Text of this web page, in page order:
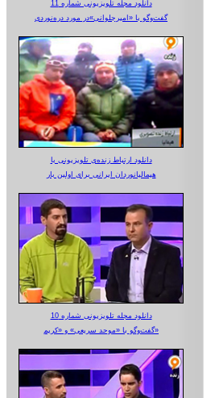
دانلود مجله تلویزیونی شماره 11
گفت‌وگو با «امیرجلوانی»در مورد دره‌نوردی
دانلود ارتباط زنده‌ی تلویزیونی‌ با
هیمالیانوردان ایرانی برای اولین بار
دانلود مجله تلویزیونی شماره 10
گفت‌وگو با «موحد سریعی» و «کریم»